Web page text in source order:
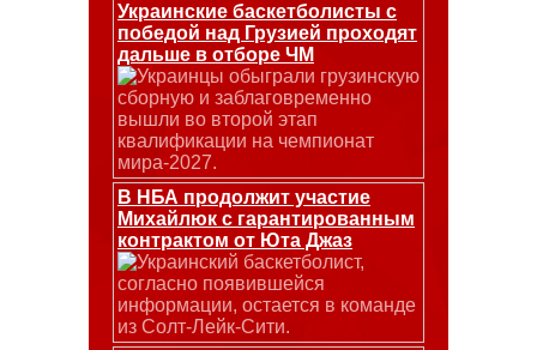
Украинские баскетболисты с
победой над Грузией проходят
дальше в отборе ЧМ
Украинцы обыграли грузинскую
сборную и заблаговременно
вышли во второй этап
квалификации на чемпионат
мира-2027.
В НБА продолжит участие
Михайлюк с гарантированным
контрактом от Юта Джаз
Украинский баскетболист,
согласно появившейся
информации, остается в команде
из Солт-Лейк-Сити.